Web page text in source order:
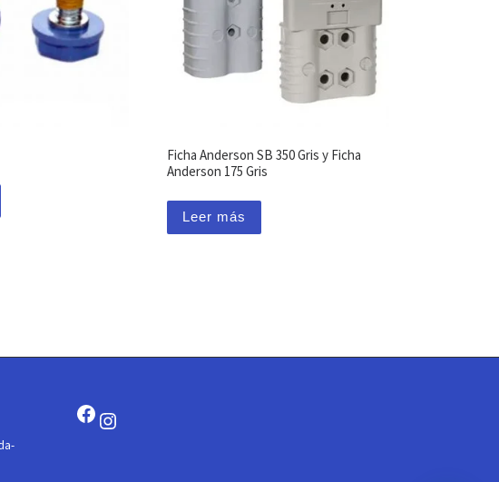
Ficha Anderson SB 350 Gris y Ficha
Anderson 175 Gris
Leer más